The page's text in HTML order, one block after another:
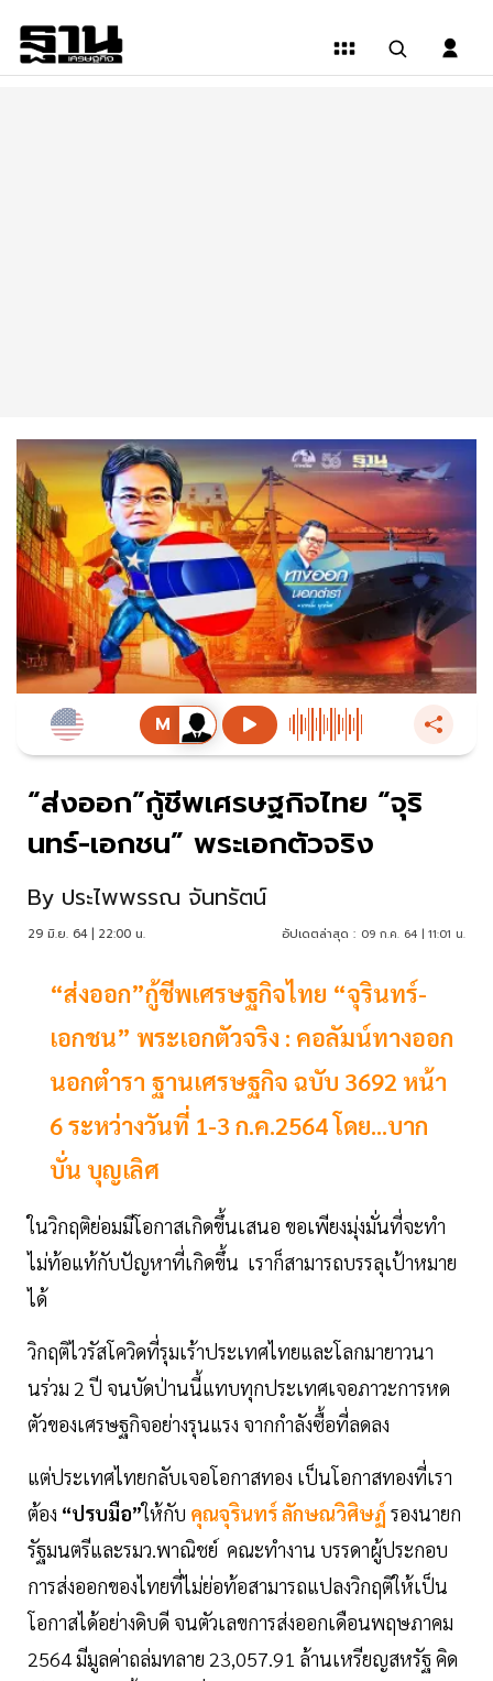
“ส่งออก”กู้ชีพเศรษฐกิจไทย “จุริ
นทร์-เอกชน” พระเอกตัวจริง
By ประไพพรรณ จันทรัตน์
29 มิ.ย. 64 | 22:00 น. อัปเดตล่าสุด : 09 ก.ค. 64 | 11:01 น.
“ส่งออก”กู้ชีพเศรษฐกิจไทย “จุรินทร์-
เอกชน” พระเอกตัวจริง : คอลัมน์ทางออก
นอกตำรา ฐานเศรษฐกิจ ฉบับ 3692 หน้า
6 ระหว่างวันที่ 1-3 ก.ค.2564 โดย...บาก
บั่น บุญเลิศ
ในวิกฤติย่อมมีโอกาสเกิดขึ้นเสนอ ขอเพียงมุ่งมั่นที่จะทำ
ไม่ท้อแท้กับปัญหาที่เกิดขึ้น เราก็สามารถบรรลุเป้าหมาย
ได้
วิกฤติไวรัสโควิดที่รุมเร้าประเทศไทยและโลกมายาวนา
นร่วม 2 ปี จนบัดป่านนี้แทบทุกประเทศเจอภาวะการหด
ตัวของเศรษฐกิจอย่างรุนแรง จากกำลังซื้อที่ลดลง
แต่ประเทศไทยกลับเจอโอกาสทอง เป็นโอกาสทองที่เรา
ต้อง “ปรบมือ”ให้กับ คุณจุรินทร์ ลักษณวิศิษฏ์ รองนายก
รัฐมนตรีและรมว.พาณิชย์ คณะทำงาน บรรดาผู้ประกอบ
การส่งออกของไทยที่ไม่ย่อท้อสามารถแปลงวิกฤติให้เป็น
โอกาสได้อย่างดิบดี จนตัวเลขการส่งออกเดือนพฤษภาคม
2564 มีมูลค่าถล่มทลาย 23,057.91 ล้านเหรียญสหรัฐ คิด